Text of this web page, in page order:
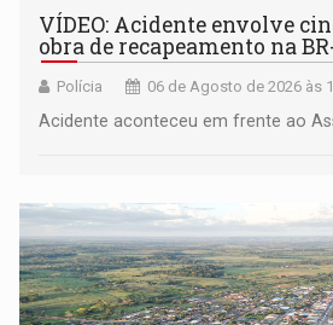
VÍDEO: Acidente envolve
obra de recapeamento na
Polícia 06 de Agosto de 2026 às
Acidente aconteceu em frente ao